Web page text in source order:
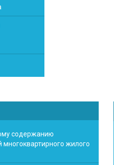
содержанию
жилого